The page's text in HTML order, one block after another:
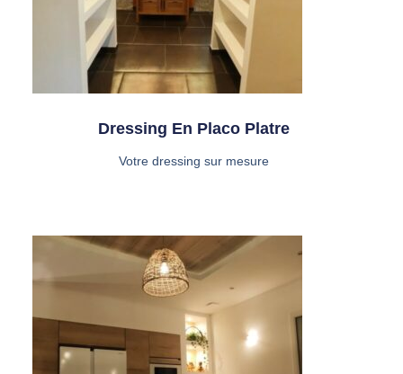
Dressing En Placo Platre
Votre dressing sur mesure